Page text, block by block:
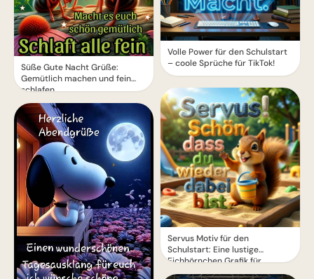
Süße Gute Nacht Grüße:
Gemütlich machen und fein
schlafen
Volle Power für den Schulstart
– coole Sprüche für TikTok!
Servus Motiv für den
Schulstart: Eine lustige
Eichhörnchen Grafik für
WhatsApp